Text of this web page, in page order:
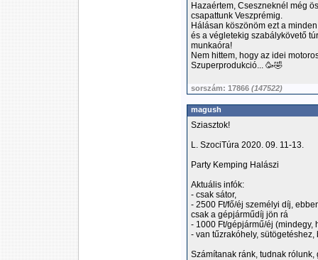
Hazaértem, Cseszneknél még
csapattunk Veszprémig.
Hálásan köszönöm ezt a
és a végletekig szabálykövető
munkaóra!
Nem hittem, hogy az idei
Szuperprodukció... 🥳🤣
sorszám: 17866 (147522)
magush
Sziasztok!
L. SzociTúra 2020. 09. 11-13.
Party Kemping Halászi
Aktuális infók:
- csak sátor,
- 2500 Ft/fő/éj személyi díj,
csak a gépjárműdíj jön rá
- 1000 Ft/gépjármű/éj (mindegy,
- van tűzrakóhely,
Számítanak ránk, tudnak